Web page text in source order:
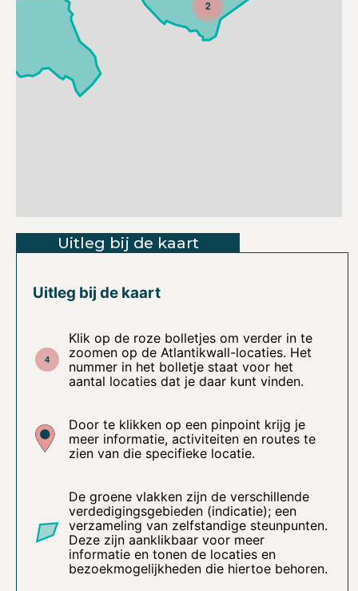
2
Uitleg bij de kaart
Uitleg bij de kaart
Klik op de roze bolletjes om verder in te
zoomen op de Atlantikwall-locaties. Het
nummer in het bolletje staat voor het
aantal locaties dat je daar kunt vinden.
Door te klikken op een pinpoint krijg je
meer informatie, activiteiten en routes te
zien van die specifieke locatie.
De groene vlakken zijn de verschillende
verdedigingsgebieden (indicatie); een
verzameling van zelfstandige steunpunten.
Deze zijn aanklikbaar voor meer
informatie en tonen de locaties en
bezoekmogelijkheden die hiertoe behoren.